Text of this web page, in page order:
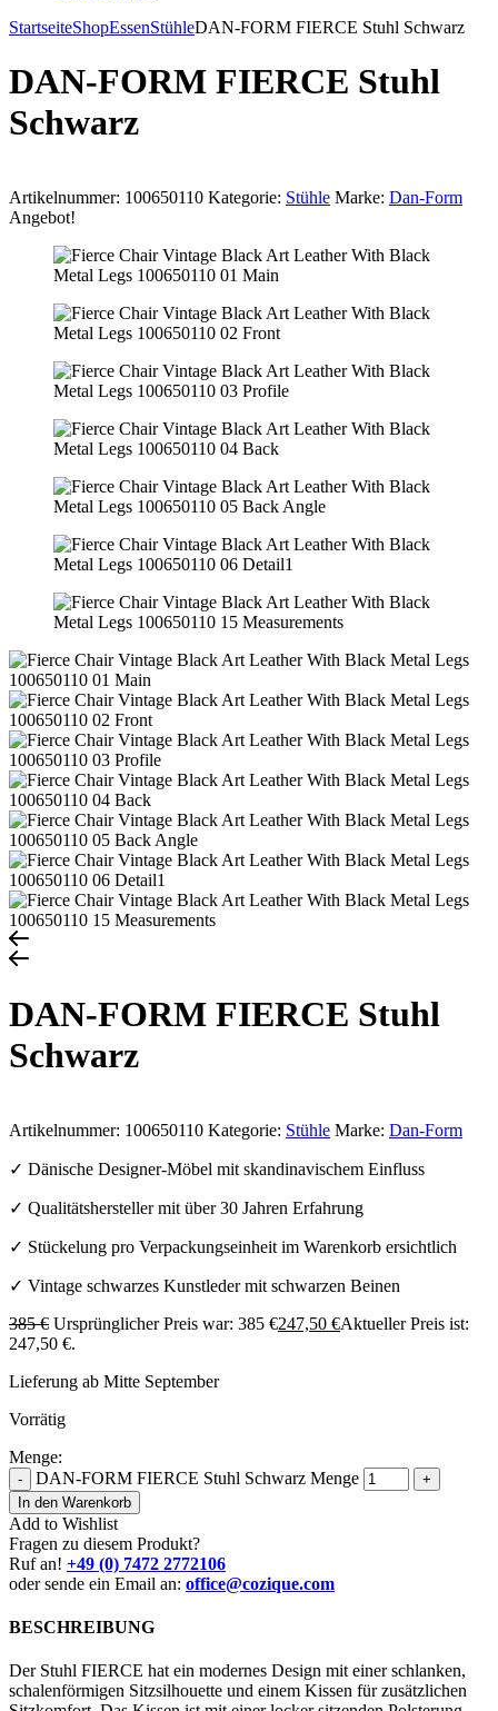
StartseiteShopEssenStühleDAN-FORM FIERCE Stuhl Schwarz
DAN-FORM FIERCE Stuhl
Schwarz
Artikelnummer: 100650110 Kategorie: Stühle Marke: Dan-Form
Angebot!
DAN-FORM FIERCE Stuhl
Schwarz
Artikelnummer: 100650110 Kategorie: Stühle Marke: Dan-Form
✓ Dänische Designer-Möbel mit skandinavischem Einfluss
✓ Qualitätshersteller mit über 30 Jahren Erfahrung
✓ Stückelung pro Verpackungseinheit im Warenkorb ersichtlich
✓ Vintage schwarzes Kunstleder mit schwarzen Beinen
385€ Ursprünglicher Preis war: 385 €247,50 €Aktueller Preis ist:
247,50 €.
Lieferung ab Mitte September
Vorrätig
Menge:
- DAN-FORM FIERCE Stuhl Schwarz Menge
+
In den Warenkorb
Add to Wishlist
Fragen zu diesem Produkt?
Ruf an! +49 (0) 7472 2772106
oder sende ein Email an: office@cozique.com
BESCHREIBUNG
Der Stuhl FIERCE hat ein modernes Design mit einer schlanken,
schalenförmigen Sitzsilhouette und einem Kissen für zusätzlichen